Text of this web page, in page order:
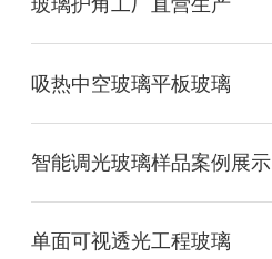
玻璃护角工厂直营生产
吸热中空玻璃平板玻璃
智能调光玻璃样品案例展示
单面可视透光工程玻璃